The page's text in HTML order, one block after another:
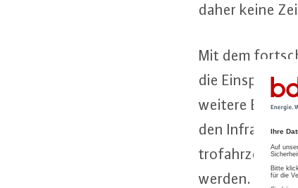
daher keine
Mit dem
die
weitere
den
tro­fahr­zeu­gen
werden. Diese